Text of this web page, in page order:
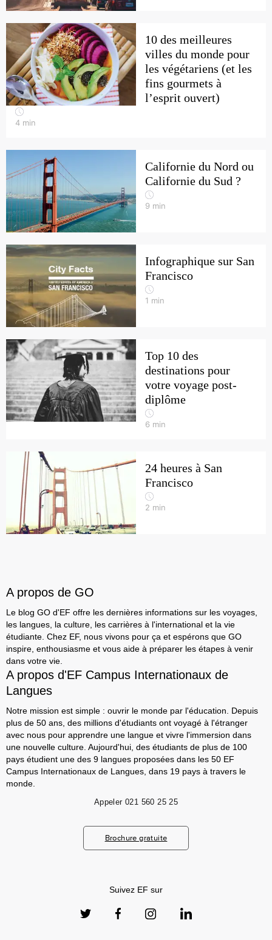
10 des meilleures
villes du monde pour
les végétariens (et les
fins gourmets à
l’esprit ouvert)
4 min
Californie du Nord ou
Californie du Sud ?
9 min
Infographique sur San
Francisco
1 min
Top 10 des
destinations pour
votre voyage post-
diplôme
6 min
24 heures à San
Francisco
2 min
A propos de GO
Le blog GO d'EF offre les dernières informations sur les voyages,
les langues, la culture, les carrières à l'international et la vie
étudiante. Chez EF, nous vivons pour ça et espérons que GO
inspire, enthousiasme et vous aide à préparer les étapes à venir
dans votre vie.
A propos d'EF Campus Internationaux de
Langues
Notre mission est simple : ouvrir le monde par l'éducation. Depuis
plus de 50 ans, des millions d'étudiants ont voyagé à l'étranger
avec nous pour apprendre une langue et vivre l'immersion dans
une nouvelle culture. Aujourd'hui, des étudiants de plus de 100
pays étudient une des 9 langues proposées dans les 50 EF
Campus Internationaux de Langues, dans 19 pays à travers le
monde.
Appeler 021 560 25 25
Brochure gratuite
Suivez EF sur